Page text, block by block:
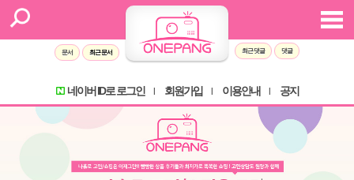
문서 최근 문서 최근 댓글 댓글
네이버 ID로 로그인 회원가입 이용안내 공지